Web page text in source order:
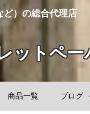
ど）の総合代理店
ットペ
商品一覧 ブログ